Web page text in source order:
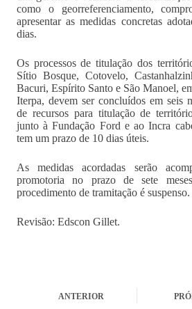
como o georreferenciamento,
apresentar as medidas concretas
dias.
Os processos de titulação dos
Sítio Bosque, Cotovelo,
Bacuri, Espírito Santo e São Manoel,
Iterpa, devem ser concluídos em seis
de recursos para titulação de
junto à Fundação Ford e ao Incra
tem um prazo de 10 dias úteis.
As medidas acordadas serão
promotoria no prazo de sete
procedimento de tramitação é suspenso.
Revisão: Edscon Gillet.
ANTERIOR